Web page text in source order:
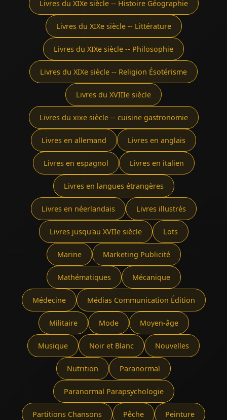
Livres du XIXe siècle -- Histoire Géographie
Livres du XIXe siècle -- Littérature
Livres du XIXe siècle -- Philosophie
Livres du XIXe siècle -- Religion Ésotérisme
Livres du XVIIIe siècle
Livres du xixe siècle -- cuisine gastronomie
Livres en allemand Livres en anglais
Livres en espagnol Livres en italien
Livres en langues étrangères
Livres en néerlandais Livres illustrés
Livres jusqu'au XVIIe siècle Lots
Marine Marketing Publicité
Mathématiques Mécanique
Médecine Médias Communication Édition
Militaire Mode Moyen-âge
Musique Noir et Blanc Nouvelles
Nutrition Paranormal
Paranormal Parapsychologie
Partitions Chansons Pêche Peinture